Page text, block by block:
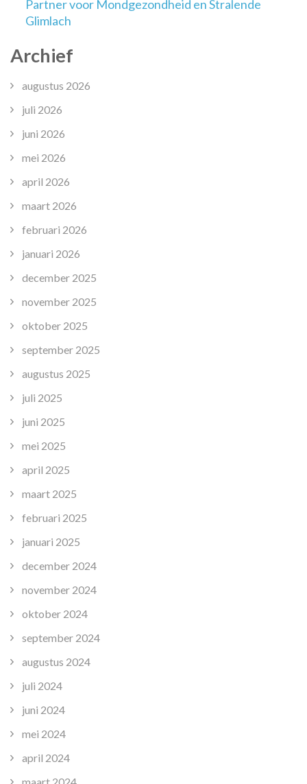
Partner voor Mondgezondheid en Stralende
Glimlach
Archief
augustus 2026
juli 2026
juni 2026
mei 2026
april 2026
maart 2026
februari 2026
januari 2026
december 2025
november 2025
oktober 2025
september 2025
augustus 2025
juli 2025
juni 2025
mei 2025
april 2025
maart 2025
februari 2025
januari 2025
december 2024
november 2024
oktober 2024
september 2024
augustus 2024
juli 2024
juni 2024
mei 2024
april 2024